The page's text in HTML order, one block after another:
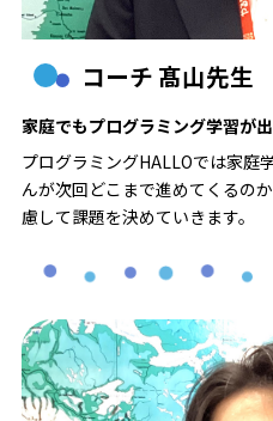
コーチ 髙山先生
家庭でもプログラミング学習が
プログラミングHALLOでは家庭
んが次回どこまで進めてくるの
慮して課題を決めていきます。